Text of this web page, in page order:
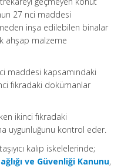
27 nci maddesi
inşa edilebilen binalar
ahşap malzeme
maddesi kapsamındaki
fıkradaki dokümanlar
ikinci fıkradaki
uygunluğunu kontrol eder.
kalıp iskelelerinde;
ve Güvenliği Kanunu,